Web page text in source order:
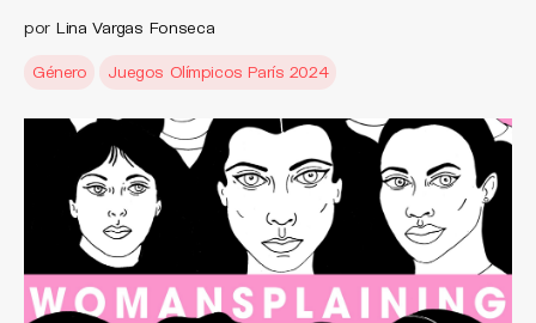
por Lina Vargas Fonseca
Género Juegos Olímpicos París 2024